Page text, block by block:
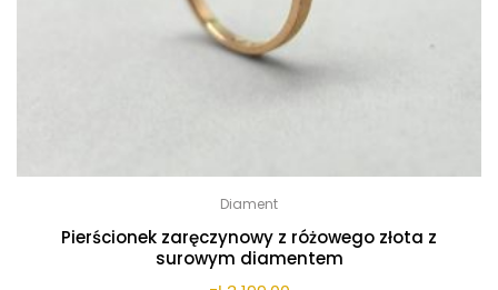
Diament
Pierścionek zaręczynowy z różowego złota z
surowym diamentem